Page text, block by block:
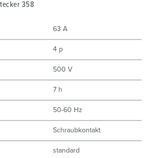
358
63 A
4 p
500 V
7 h
50-60 Hz
Schraubkontakt
standard